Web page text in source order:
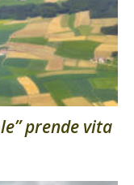
prende vita